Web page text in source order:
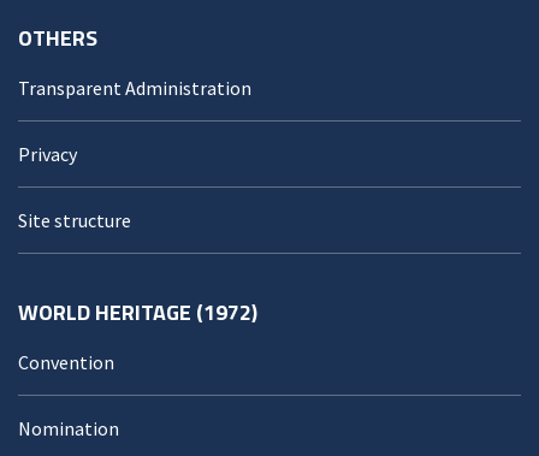
OTHERS
Transparent Administration
Privacy
Site structure
WORLD HERITAGE (1972)
Convention
Nomination